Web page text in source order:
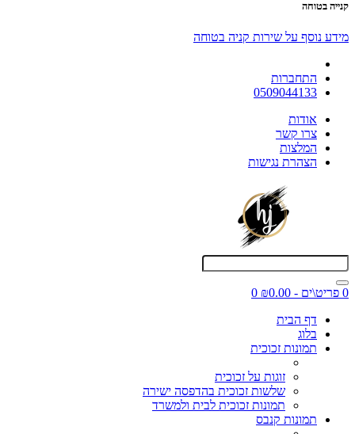
קנייה בטוחה
מידע נוסף על שירות קניה בטוחה
התחברות
0509044133
אודות
צרו קשר
המלצות
הצהרת נגישות
0 פריט\ים - ₪0.00
0
דף הבית
בלוג
תמונות זכוכית
זוגות על זכוכית
שלשות זכוכית בהדפסה ישירה
תמונות זכוכית לבית ולמשרד
תמונות קנבס